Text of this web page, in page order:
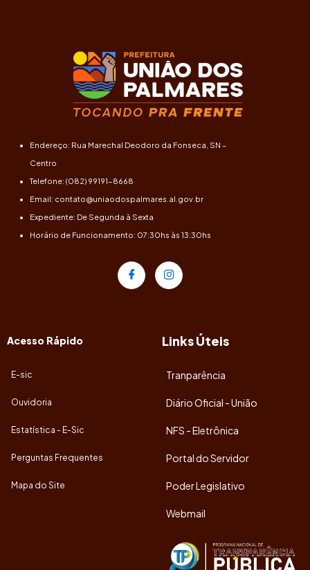
Endereço: Rua Marechal Deodoro da Fonseca, SN –
Centro
Telefone: (082) 99191-8668
Email: contato@uniaodospalmares.al.gov.br
Expediente: De Segunda à Sexta
Horário de Funcionamento: 07:30hs às 13:30hs
Acesso Rápido
E-sic
Ouvidoria
Estatística - E-Sic
Perguntas Frequentes
Mapa do Site
Links Úteis
Tranparência
Diário Oficial - União
NFS - Eletrônica
Portal do Servidor
Poder Legislativo
Webmail